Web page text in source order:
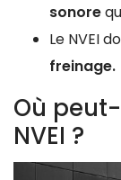
sonore
Le NVEI
freinage.
Où
NVEI ?